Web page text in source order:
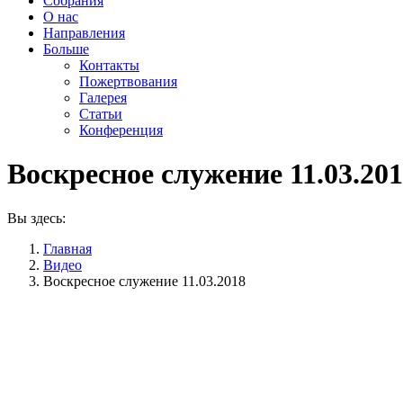
О нас
Направления
Больше
Контакты
Пожертвования
Галерея
Статьи
Конференция
Воскресное служение
Вы здесь:
Главная
Видео
Воскресное служение 11.03.2018